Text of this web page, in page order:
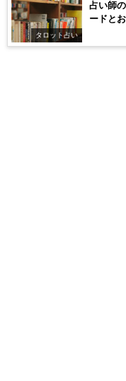
タロット占い
占い師
ードと